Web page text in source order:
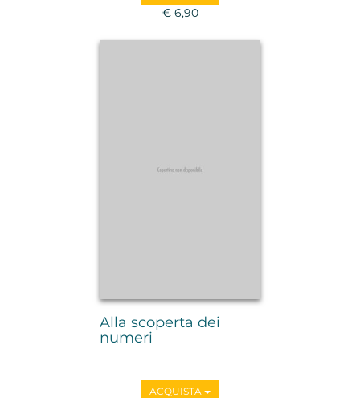
€ 6,90
Alla scoperta dei
numeri
ACQUISTA